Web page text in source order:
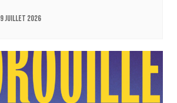
9 juillet 2026